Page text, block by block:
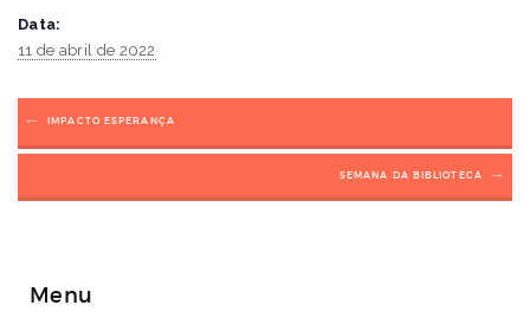
Data:
11 de abril de 2022
IMPACTO ESPERANÇA
SEMANA DA BIBLIOTECA
Menu